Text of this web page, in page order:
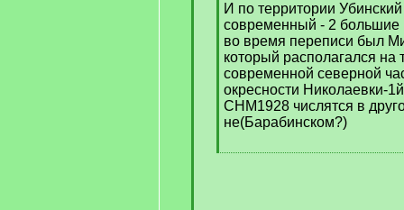
И по территории
современный - 2 большие
во время переписи был
который располагался на
современной северной
окресности Николаевки-
СНМ1928 числятся в
не(Барабинском?)
[